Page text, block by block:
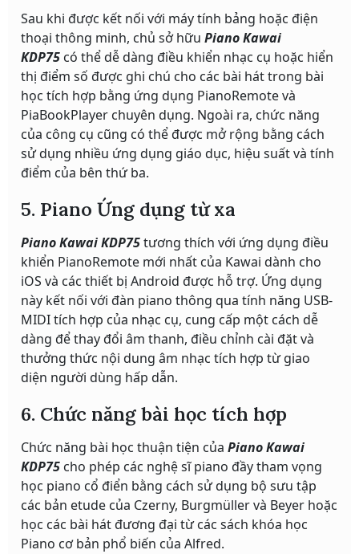
Sau khi được kết nối với máy tính bảng hoặc điện
thoại thông minh, chủ sở hữu Piano Kawai
KDP75 có thể dễ dàng điều khiển nhạc cụ hoặc hiển
thị điểm số được ghi chú cho các bài hát trong bài
học tích hợp bằng ứng dụng PianoRemote và
PiaBookPlayer chuyên dụng. Ngoài ra, chức năng
của công cụ cũng có thể được mở rộng bằng cách
sử dụng nhiều ứng dụng giáo dục, hiệu suất và tính
điểm của bên thứ ba.
5. Piano Ứng dụng từ xa
Piano Kawai KDP75tương thích với ứng dụng điều
khiển PianoRemote mới nhất của Kawai dành cho
iOS và các thiết bị Android được hỗ trợ. Ứng dụng
này kết nối với đàn piano thông qua tính năng USB-
MIDI tích hợp của nhạc cụ, cung cấp một cách dễ
dàng để thay đổi âm thanh, điều chỉnh cài đặt và
thưởng thức nội dung âm nhạc tích hợp từ giao
diện người dùng hấp dẫn.
6. Chức năng bài học tích hợp
Chức năng bài học thuận tiện của Piano Kawai
KDP75 cho phép các nghệ sĩ piano đầy tham vọng
học piano cổ điển bằng cách sử dụng bộ sưu tập
các bản etude của Czerny, Burgmüller và Beyer hoặc
học các bài hát đương đại từ các sách khóa học
Piano cơ bản phổ biến của Alfred.